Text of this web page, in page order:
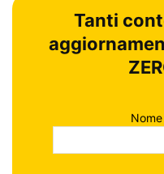
Tanti